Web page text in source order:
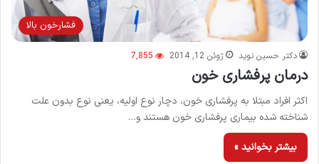
فشارخون بالا
دکتر حسین نوید ژوئن 12, 2014 7,855
درمان پرفشاری خون
اکثر افراد مبتلا به پرفشاری خون، دچار نوع اولیه، یعنی نوع بدون علت
شناخته شده بیماری پرفشاری خون هستند و…
بیشتر بخوانید »